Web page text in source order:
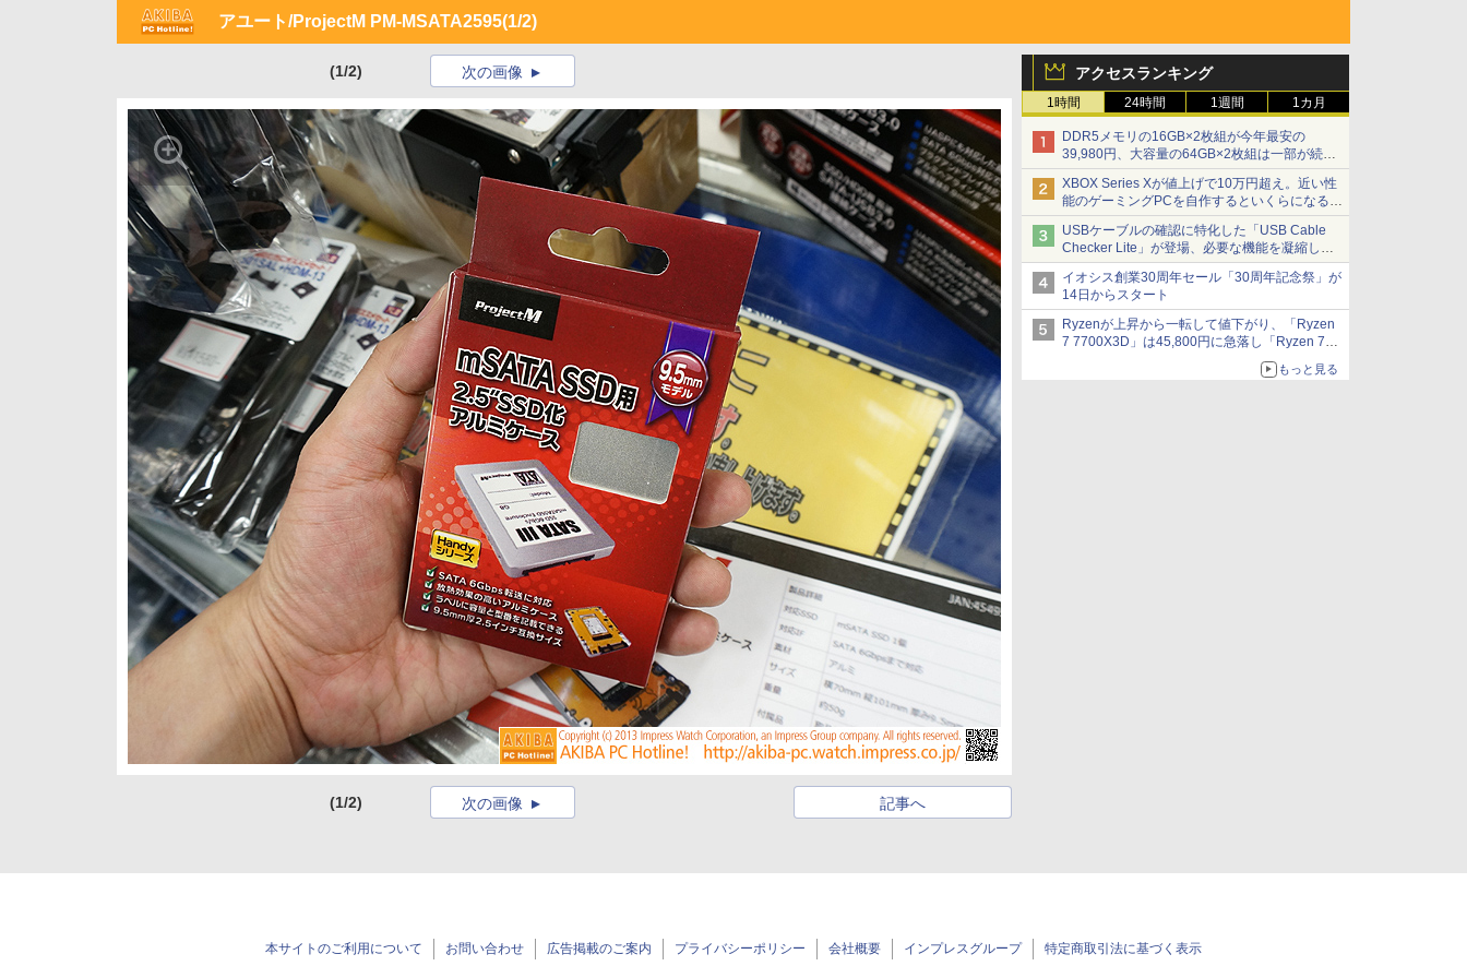
アユート/ProjectM PM-MSATA2595(1/2)
アクセスランキング
1時間 24時間 1週間 1カ月
DDR5メモリの16GB×2枚組が今年最安の
39,980円、大容量の64GB×2枚組は一部が続騰
[8月前半のメモリ価格]
XBOX Series Xが値上げで10万円超え。近い性
能のゲーミングPCを自作するといくらになる？
【石田賀津男の『酒の肴にPCゲーム』】
USBケーブルの確認に特化した「USB Cable
Checker Lite」が登場、必要な機能を凝縮しコ
ンパクトに 7日発売
イオシス創業30周年セール「30周年記念祭」が
14日からスタート
Ryzenが上昇から一転して値下がり、「Ryzen
7 7700X3D」は45,800円に急落し「Ryzen 7
7800X3D」との価格逆転解消 [8月前半のCPU
もっと見る
(1/2) 次の画像
(1/2) 記事へ
次の画像
本サイトのご利用について お問い合わせ 広告掲載のご案内 プライバシーポリシー 会社概要 インプレスグループ 特定商取引法に基づく表示